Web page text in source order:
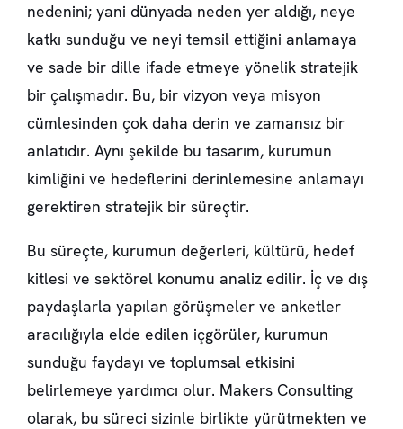
nedenini; yani dünyada neden yer aldığı, neye
katkı sunduğu ve neyi temsil ettiğini anlamaya
ve sade bir dille ifade etmeye yönelik stratejik
bir çalışmadır. Bu, bir vizyon veya misyon
cümlesinden çok daha derin ve zamansız bir
anlatıdır. Aynı şekilde bu tasarım, kurumun
kimliğini ve hedeflerini derinlemesine anlamayı
gerektiren stratejik bir süreçtir.
Bu süreçte, kurumun değerleri, kültürü, hedef
kitlesi ve sektörel konumu analiz edilir. İç ve dış
paydaşlarla yapılan görüşmeler ve anketler
aracılığıyla elde edilen içgörüler, kurumun
sunduğu faydayı ve toplumsal etkisini
belirlemeye yardımcı olur. Makers Consulting
olarak, bu süreci sizinle birlikte yürütmekten ve